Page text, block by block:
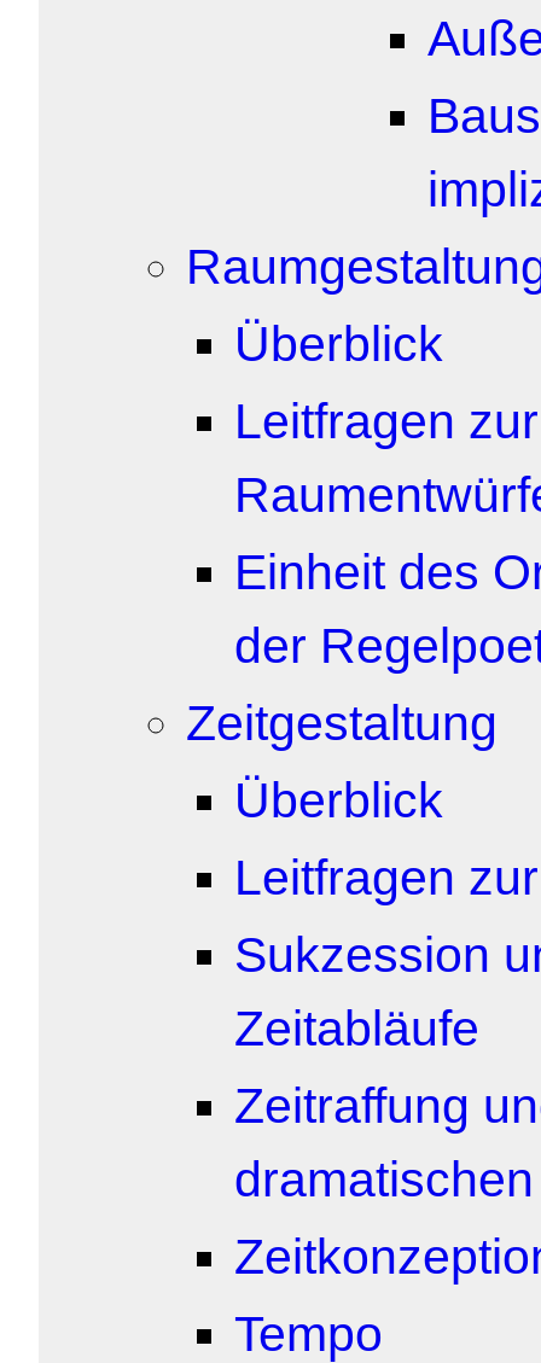
Überblick
Leitfragen
Einheit des
der
Zeitgestaltung
Überblick
Leitfragen
Sukzession
Zeitabläufe
Zeitraffung
dramatischen
Tempo